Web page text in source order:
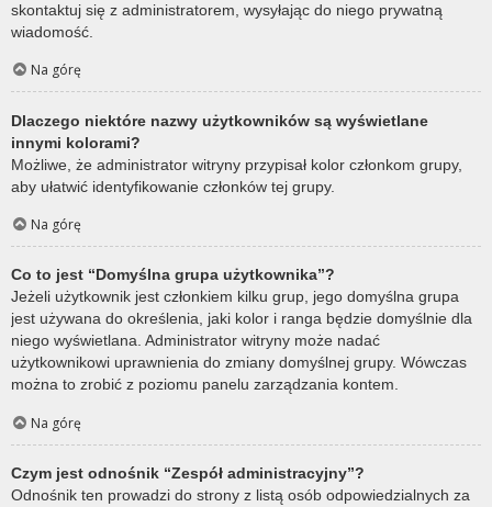
skontaktuj się z administratorem, wysyłając do niego prywatną
wiadomość.
Na górę
Dlaczego niektóre nazwy użytkowników są wyświetlane
innymi kolorami?
Możliwe, że administrator witryny przypisał kolor członkom grupy,
aby ułatwić identyfikowanie członków tej grupy.
Na górę
Co to jest “Domyślna grupa użytkownika”?
Jeżeli użytkownik jest członkiem kilku grup, jego domyślna grupa
jest używana do określenia, jaki kolor i ranga będzie domyślnie dla
niego wyświetlana. Administrator witryny może nadać
użytkownikowi uprawnienia do zmiany domyślnej grupy. Wówczas
można to zrobić z poziomu panelu zarządzania kontem.
Na górę
Czym jest odnośnik “Zespół administracyjny”?
Odnośnik ten prowadzi do strony z listą osób odpowiedzialnych za